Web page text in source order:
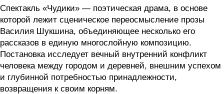
Спектакль «Чудики» — поэтическая драма, в основе
которой лежит сценическое переосмысление прозы
Василия Шукшина, объединяющее несколько его
рассказов в единую многослойную композицию.
Постановка исследует вечный внутренний конфликт
человека между городом и деревней, внешним успехом
и глубинной потребностью принадлежности,
возвращения к своим корням.